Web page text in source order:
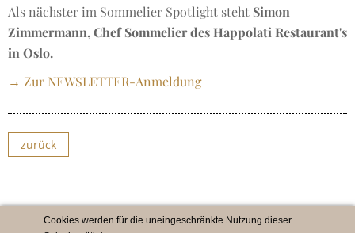
Als nächster im Sommelier Spotlight steht Simon
Zimmermann, Chef Sommelier des Happolati Restaurant's
in Oslo.
→ Zur NEWSLETTER-Anmeldung
zurück
Cookies werden für die uneingeschränkte Nutzung dieser